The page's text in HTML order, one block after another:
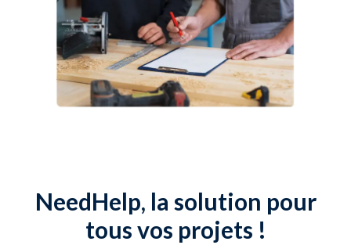
NeedHelp, la solution pour
tous vos projets !